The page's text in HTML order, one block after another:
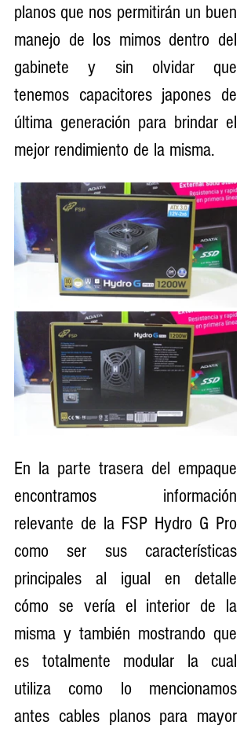
planos que nos permitirán un buen
manejo de los mimos dentro del
gabinete y sin olvidar que
tenemos capacitores japones de
última generación para brindar el
mejor rendimiento de la misma.
En la parte trasera del empaque
encontramos información
relevante de la FSP Hydro G Pro
como ser sus características
principales al igual en detalle
cómo se vería el interior de la
misma y también mostrando que
es totalmente modular la cual
utiliza como lo mencionamos
antes cables planos para mayor